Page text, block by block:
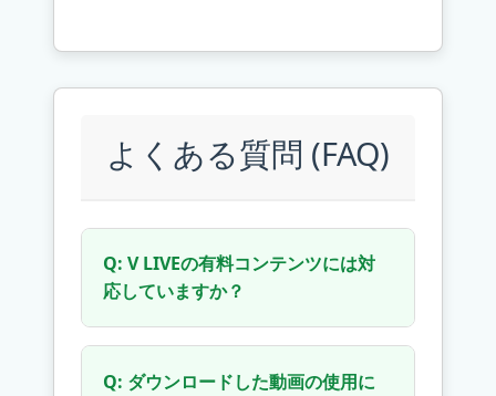
よくある質問 (FAQ)
Q: V LIVEの有料コンテンツには対
応していますか？
A: いいえ、対応していません。本ツ
ールは、ブラウザ上で無料で正常に
Q: ダウンロードした動画の使用に